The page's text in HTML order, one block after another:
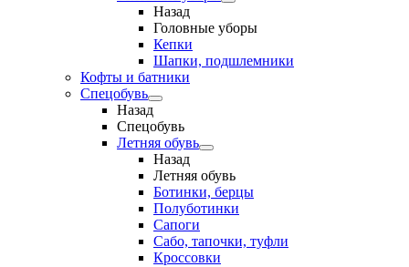
Назад
Головные уборы
Кепки
Шапки, подшлемники
Кофты и батники
Спецобувь
Назад
Спецобувь
Летняя обувь
Назад
Летняя обувь
Ботинки, берцы
Полуботинки
Сапоги
Сабо, тапочки, туфли
Кроссовки